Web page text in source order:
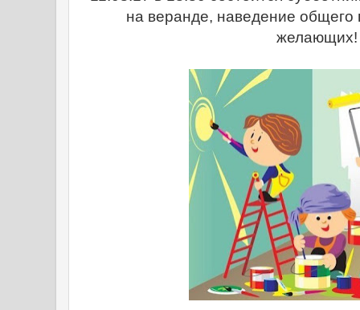
на веранде, наведение
желающих!